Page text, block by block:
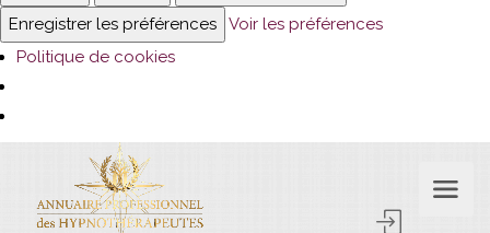
Enregistrer les préférences
Voir les préférences
Politique de cookies